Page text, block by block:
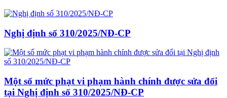
Nghị định số 310/2025/NĐ-CP
Một số mức phạt vi phạm hành chính được sửa đổi
tại Nghị định số 310/2025/NĐ-CP